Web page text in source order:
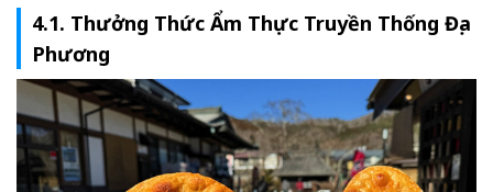
4.1. Thưởng Thức Ẩm Thực Truyền Thống Địa
Phương